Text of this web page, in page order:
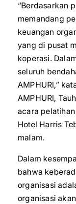
“Berdasarkan
memandang
keuangan
yang di pusat
koperasi.
seluruh
AMPHURI,”
AMPHURI,
acara
Hotel Harris
malam.
Dalam
bahwa
organisasi
organisasi